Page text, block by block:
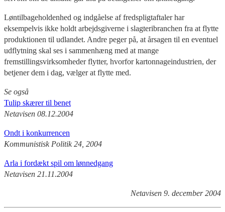
Løntilbageholdenhed og indgåelse af fredspligtaftaler har
eksempelvis ikke holdt arbejdsgiverne i slagteribranchen fra at flytte
produktionen til udlandet. Andre peger på, at årsagen til en eventuel
udflytning skal ses i sammenhæng med at mange
fremstillingsvirksomheder flytter, hvorfor kartonnageindustrien, der
betjener dem i dag, vælger at flytte med.
Se også
Tulip skærer til benet
Netavisen 08.12.2004
Ondt i konkurrencen
Kommunistisk Politik 24, 2004
Arla i fordækt spil om lønnedgang
Netavisen 21.11.2004
Netavisen 9. december 2004